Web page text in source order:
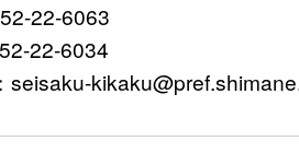
22-6063
22-6034
seisaku-